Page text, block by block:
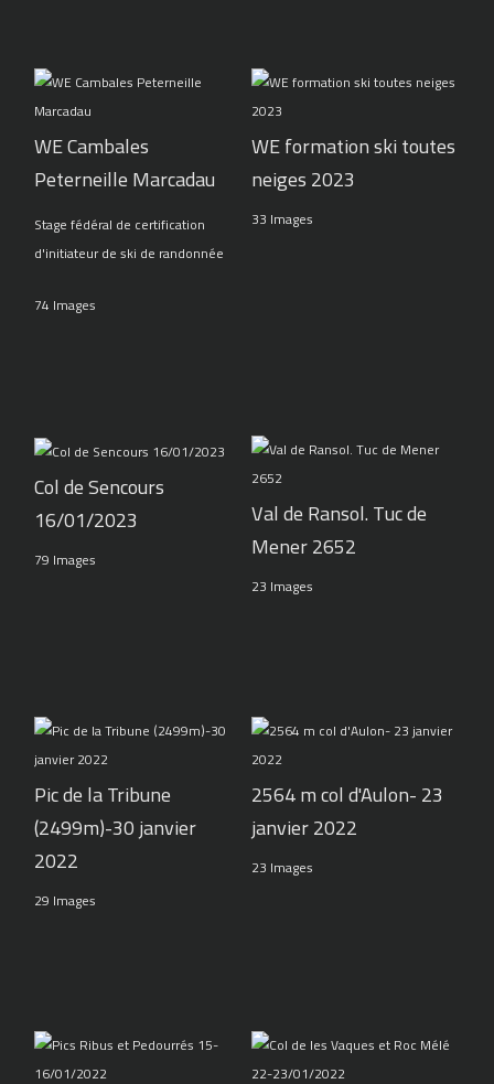
WE Cambales
Peterneille Marcadau
Stage fédéral de certification
d'initiateur de ski de randonnée
74 Images
WE formation ski toutes
neiges 2023
33 Images
Col de Sencours
16/01/2023
79 Images
Val de Ransol. Tuc de
Mener 2652
23 Images
Pic de la Tribune
(2499m)-30 janvier
2022
29 Images
2564 m col d'Aulon- 23
janvier 2022
23 Images